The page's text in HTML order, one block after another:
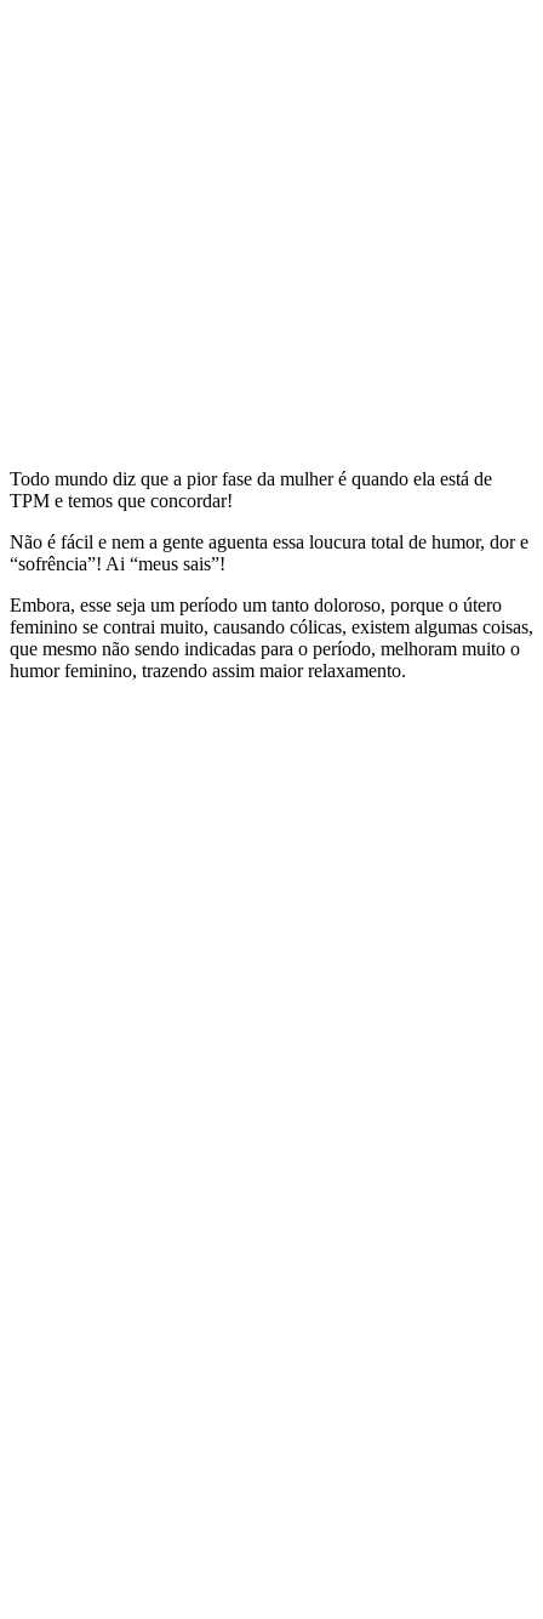
Todo mundo diz que a pior fase da mulher é quando ela está de
TPM e temos que concordar!
Não é fácil e nem a gente aguenta essa loucura total de humor, dor e
“sofrência”! Ai “meus sais”!
Embora, esse seja um período um tanto doloroso, porque o útero
feminino se contrai muito, causando cólicas, existem algumas coisas,
que mesmo não sendo indicadas para o período, melhoram muito o
humor feminino, trazendo assim maior relaxamento.